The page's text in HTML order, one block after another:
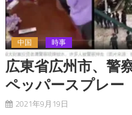
中国 時事
広東省広州市、警
ペッパースプレー
2021年9月19日